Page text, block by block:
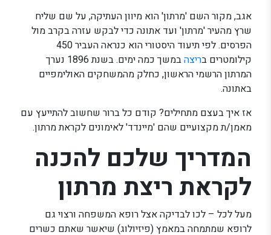
אגב, מקור השם 'מרתון' הוא מיוון העתיקה, על שם שליח
שרץ מהעיר 'מרתון' ועד אתונה כדי לבקש עזרה בקרב מול
הפרסים. לפי תיעוד היסטורי הוא כנראה העביר 450
קילומטרים בריצה
במשך כמה ימים. בשנת 1896 נערך
המרתון הרשמי הראשון, כחלק מהמשחקים האולימפיים
באתונה.
אז איך בעצם מתחילים? קודם כל ברור שחשוב להתייעץ עם
מאמן/ת מקצועיים שהם 'מיינדד' לאימונים לקראת מרתון.
המדריך שלכם להכנה
לקראת ריצת מרתון
מעל לכל – לכו לבדיקה אצל רופא המשפחה ורצוי גם
לרופא שמתמחה במאמץ (פיזיולוג) שיאשר שאתם כשרים